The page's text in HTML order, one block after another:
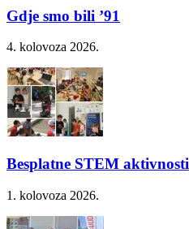
Gdje smo bili ’91
4. kolovoza 2026.
Besplatne STEM aktivnosti
1. kolovoza 2026.